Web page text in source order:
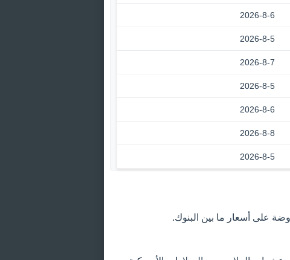
2026-8-6
2026-8-5
2026-8-7
2026-8-5
2026-8-6
2026-8-8
2026-8-5
على أسعار ما بين البنوك.